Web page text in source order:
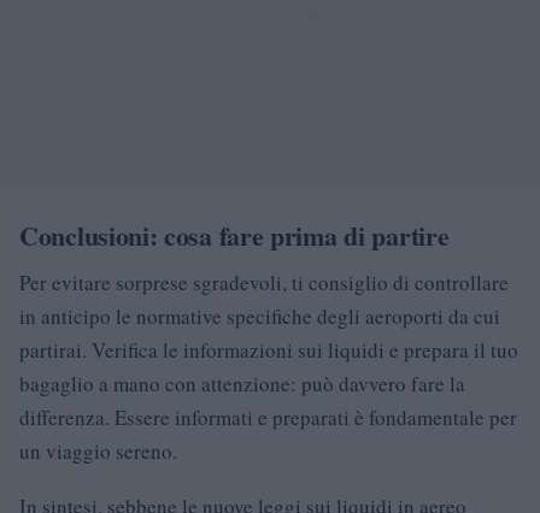
Conclusioni: cosa fare prima di partire
Per evitare sorprese sgradevoli, ti consiglio di controllare
in anticipo le normative specifiche degli aeroporti da cui
partirai. Verifica le informazioni sui liquidi e prepara il tuo
bagaglio a mano con attenzione: può davvero fare la
differenza. Essere informati e preparati è fondamentale per
un viaggio sereno.
In sintesi, sebbene le nuove leggi sui liquidi in aereo